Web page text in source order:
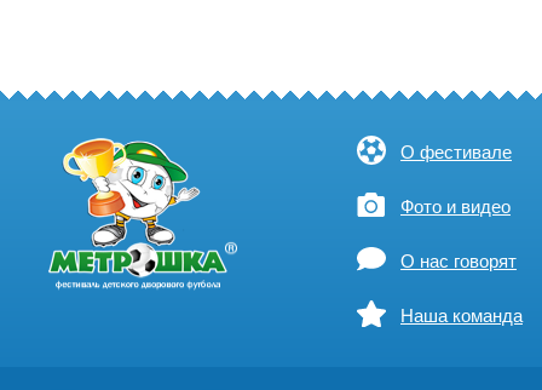
О фестивале
Фото и видео
О нас говорят
Наша команда